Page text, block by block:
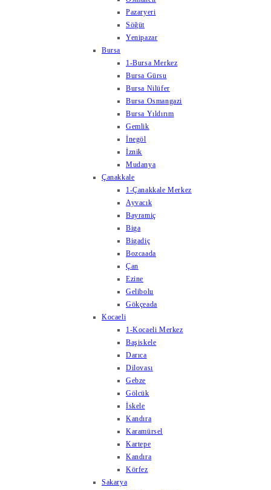
Pazaryeri
Söğüt
Yenipazar
Bursa
1-Bursa Merkez
Bursa Gürsu
Bursa Nilüfer
Bursa Osmangazi
Bursa Yıldırım
Gemlik
İnegöl
İznik
Mudanya
Çanakkale
1-Çanakkale Merkez
Ayvacık
Bayramiç
Biga
Bigadiç
Bozcaada
Çan
Ezine
Gelibolu
Gökçeada
Kocaeli
1-Kocaeli Merkez
Başiskele
Darıca
Dilovası
Gebze
Gölcük
İskele
Kandıra
Karamürsel
Kartepe
Kandıra
Körfez
Sakarya